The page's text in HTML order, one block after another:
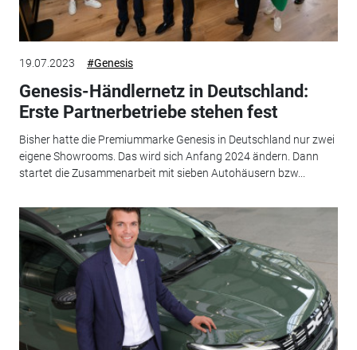
19.07.2023 #Genesis
Genesis-Händlernetz in Deutschland:
Erste Partnerbetriebe stehen fest
Bisher hatte die Premiummarke Genesis in Deutschland nur zwei
eigene Showrooms. Das wird sich Anfang 2024 ändern. Dann
startet die Zusammenarbeit mit sieben Autohäusern bzw...